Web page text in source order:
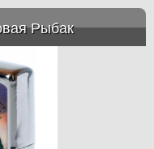
Рыбак